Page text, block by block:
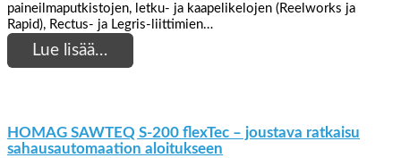
paineilmaputkistojen, letku- ja kaapelikelojen (Reelworks ja
Rapid), Rectus- ja Legris-liittimien…
Lue lisää…
HOMAG SAWTEQ S-200 flexTec – joustava ratkaisu
sahausautomaation aloitukseen